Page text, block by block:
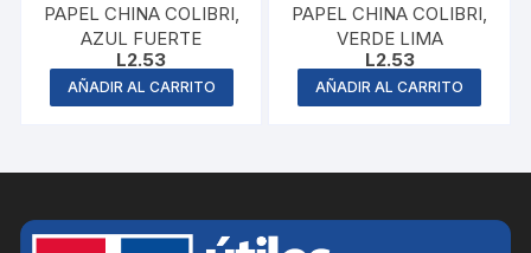
PAPEL CHINA COLIBRI,
AZUL FUERTE
L2.53
AÑADIR AL CARRITO
PAPEL CHINA COLIBRI,
VERDE LIMA
L2.53
AÑADIR AL CARRITO